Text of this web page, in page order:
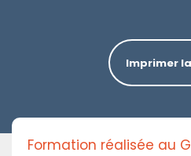
Formation réalisée au
Imprimer